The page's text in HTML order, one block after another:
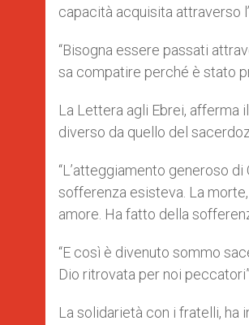
capacità acquisita attraverso
“Bisogna essere passati
sa compatire perché è stato
La Lettera agli Ebrei, afferma
diverso da quello del
“L’atteggiamento generoso
sofferenza esisteva. La
amore. Ha fatto della
“E così è divenuto sommo
Dio ritrovata per noi peccatori”.
La solidarietà con i fratelli, ha